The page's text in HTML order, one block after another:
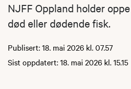
NJFF Oppland holder
død eller dødende fisk.
Publisert: 18. mai 2026 kl. 07.57
Sist oppdatert: 18. mai 2026 kl. 15.15